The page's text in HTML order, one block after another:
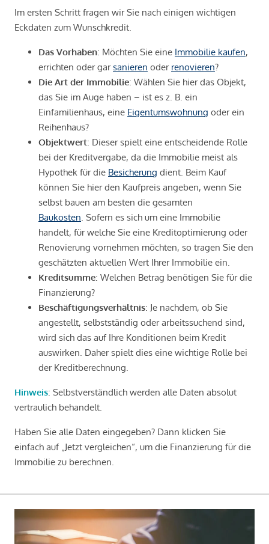
Im ersten Schritt fragen wir Sie nach einigen wichtigen
Eckdaten zum Wunschkredit.
Das Vorhaben: Möchten Sie eine Immobilie kaufen,
errichten oder garsanieren oder renovieren?
Die Art der Immobilie: Wählen Sie hier das Objekt,
das Sie im Auge haben – ist es z. B. ein
Einfamilienhaus, eine Eigentumswohnung oder ein
Reihenhaus?
Objektwert: Dieser spielt eine entscheidende Rolle
bei der Kreditvergabe, da die Immobilie meist als
Hypothek für die Besicherung dient. Beim Kauf
können Sie hier den Kaufpreis angeben, wenn Sie
selbst bauen am besten die gesamten
Baukosten . Sofern es sich um eine Immobilie
handelt, für welche Sie eine Kreditoptimierung oder
Renovierung vornehmen möchten, so tragen Sie den
geschätzten aktuellen Wert Ihrer Immobilie ein.
Kreditsumme: Welchen Betrag benötigen Sie für die
Finanzierung?
Beschäftigungsverhältnis: Je nachdem, ob Sie
angestellt, selbstständig oder arbeitssuchend sind,
wird sich das auf Ihre Konditionen beim Kredit
auswirken. Daher spielt dies eine wichtige Rolle bei
der Kreditberechnung.
Hinweis: Selbstverständlich werden alle Daten absolut
vertraulich behandelt.
Haben Sie alle Daten eingegeben? Dann klicken Sie
einfach auf „Jetzt vergleichen“, um die Finanzierung für die
Immobilie zu berechnen.